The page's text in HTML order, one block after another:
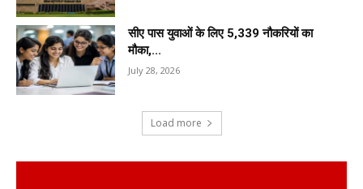
सीए पास युवाओं के लिए 5,339 नौकरियों का
मौका,...
July 28, 2026
Load more